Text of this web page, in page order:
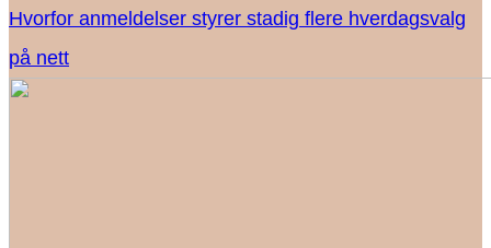
Hvorfor anmeldelser styrer stadig flere hverdagsvalg
på nett